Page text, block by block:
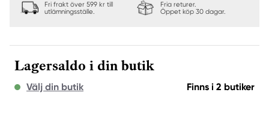
Fri frakt över 599 kr till
utlämningsställe.
Fria returer.
Öppet köp 30 dagar.
Lagersaldo i din butik
Välj din butik Finns i 2 butiker